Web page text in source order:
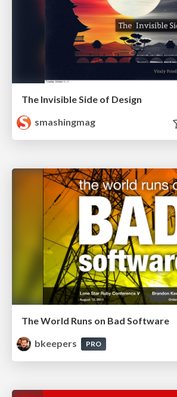
The Invisible Side of Design
smashingmag
The World Runs on Bad Software
bkeepers
PRO